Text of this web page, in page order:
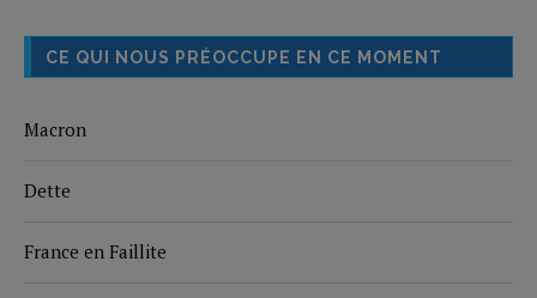
CE QUI NOUS PRÉOCCUPE EN CE MOMENT
Macron
Dette
France en Faillite